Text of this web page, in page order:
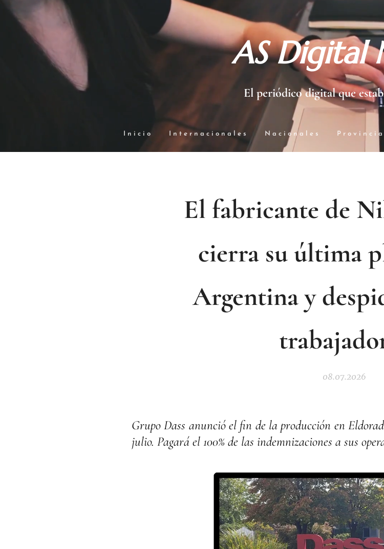
AS Digital
El periódico digital que
Inicio Internacionales Nacionales
El fabricante de
cierra su última
Argentina y
08.07.2026
Grupo Dass anunció el fin de la producción en
julio. Pagará el 100% de las indemnizaciones a sus